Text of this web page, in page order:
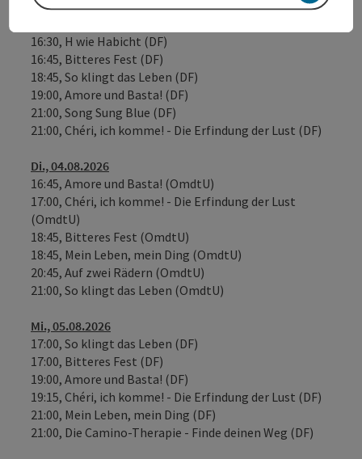
16:30, H wie Habicht (DF)
16:45, Bitteres Fest (DF)
18:45, So klingt das Leben (DF)
19:00, Amore und Basta! (DF)
21:00, Song Sung Blue (DF)
21:00, Chéri, ich komme! - Die Erfindung der Lust (DF)
Di., 04.08.2026
16:45, Amore und Basta! (OmdtU)
17:00, Chéri, ich komme! - Die Erfindung der Lust
(OmdtU)
18:45, Bitteres Fest (OmdtU)
18:45, Mein Leben, mein Ding (OmdtU)
20:45, Auf zwei Rädern (OmdtU)
21:00, So klingt das Leben (OmdtU)
Mi., 05.08.2026
17:00, So klingt das Leben (DF)
17:00, Bitteres Fest (DF)
19:00, Amore und Basta! (DF)
19:15, Chéri, ich komme! - Die Erfindung der Lust (DF)
21:00, Mein Leben, mein Ding (DF)
21:00, Die Camino-Therapie - Finde deinen Weg (DF)